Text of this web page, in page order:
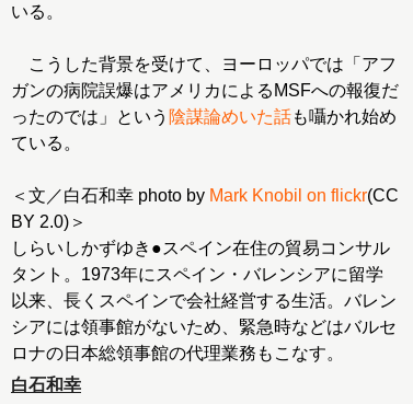
いる。
こうした背景を受けて、ヨーロッパでは「アフ
ガンの病院誤爆はアメリカによるMSFへの報復だ
ったのでは」という 陰謀論めいた話も囁かれ始め
ている。
＜文／白石和幸 photo by Mark Knobil on flickr(CC
BY 2.0)＞
しらいしかずゆき●スペイン在住の貿易コンサル
タント。1973年にスペイン・バレンシアに留学
以来、長くスペインで会社経営する生活。バレン
シアには領事館がないため、緊急時などはバルセ
ロナの日本総領事館の代理業務もこなす。
白石和幸